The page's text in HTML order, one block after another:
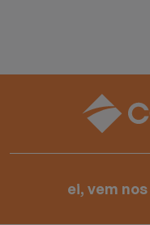
ei, vem